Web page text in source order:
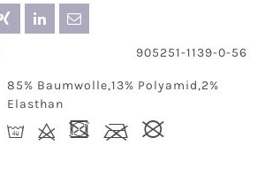
905251-1139-0-56
85% Baumwolle,13% Polyamid,2%
Elasthan
I d - l #